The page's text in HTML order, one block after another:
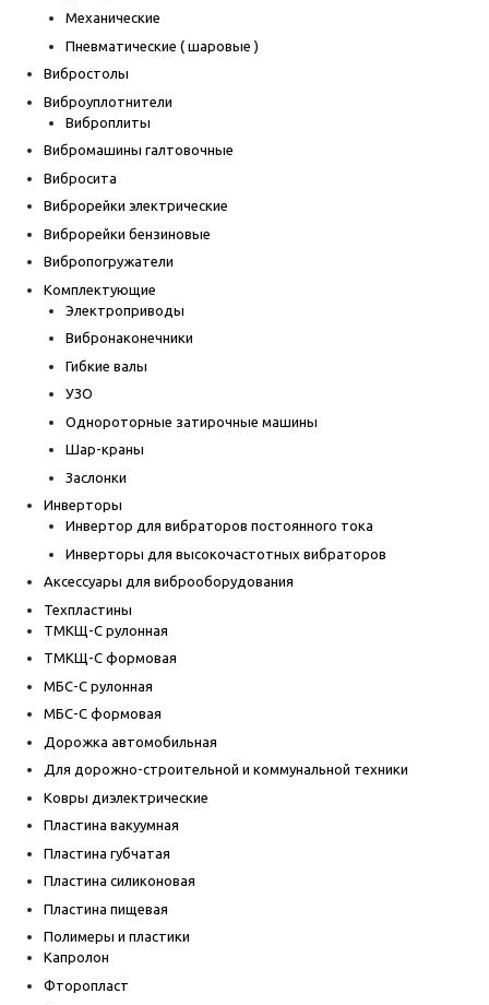
Механические
Пневматические ( шаровые )
Вибростолы
Виброуплотнители
Виброплиты
Вибромашины галтовочные
Вибросита
Виброрейки электрические
Виброрейки бензиновые
Вибропогружатели
Комплектующие
Электроприводы
Вибронаконечники
Гибкие валы
УЗО
Однороторные затирочные машины
Шар-краны
Заслонки
Инверторы
Инвертор для вибраторов постоянного тока
Инверторы для высокочастотных вибраторов
Аксессуары для виброоборудования
Техпластины
ТМКЩ-С рулонная
ТМКЩ-С формовая
МБС-С рулонная
МБС-С формовая
Дорожка автомобильная
Для дорожно-строительной и коммунальной техники
Ковры диэлектрические
Пластина вакуумная
Пластина губчатая
Пластина силиконовая
Пластина пищевая
Полимеры и пластики
Капролон
Фторопласт